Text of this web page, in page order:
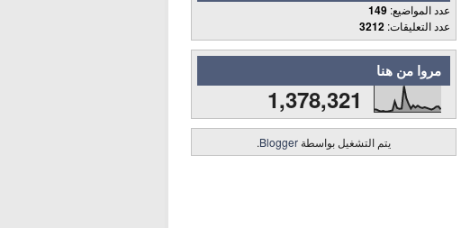
عدد المواضيع: 149
عدد التعليقات: 3212
مروا من هنا
1,378,321
يتم التشغيل بواسطة Blogger
.